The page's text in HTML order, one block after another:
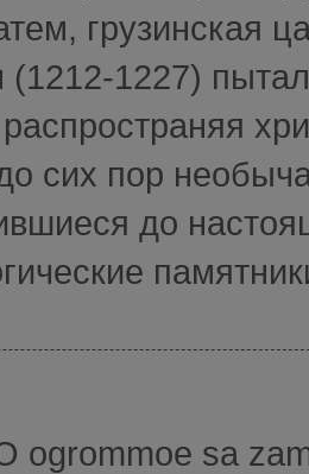
грузинская
(1212-1227)
сих пор
до
ogrommoe sa